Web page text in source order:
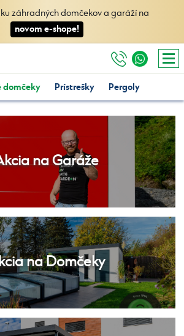
záhradných domčekov a garáží na
novom e-shope!
domčeky Prístrešky Pergoly
na Garáže
na Domčeky